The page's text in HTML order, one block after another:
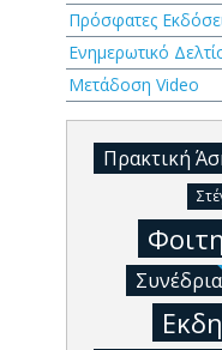
Πρόσφατες
Ενημερωτικό
Μετάδοση Video
Πρακτική
Συνέδρια